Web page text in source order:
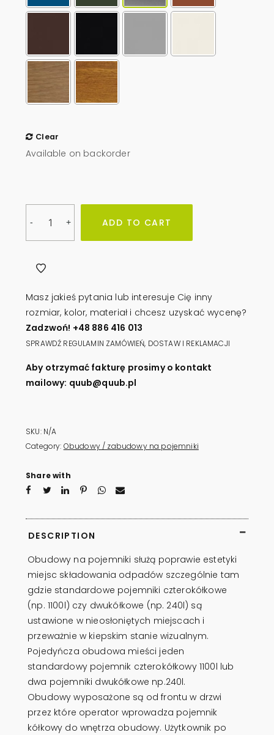
Clear
Available on backorder
-
na
pojemniki
QUUB
quantity
+ ADD TO CART
Masz jakieś pytania lub interesuje Cię inny
rozmiar, kolor, materiał i chcesz uzyskać wycenę?
Zadzwoń! +48 886 416 013
SPRAWDŹ REGULAMIN ZAMÓWIEŃ, DOSTAW I REKLAMACJI
Aby otrzymać fakturę prosimy o kontakt
mailowy: quub@quub.pl
SKU: N/A
Category: Obudowy / zabudowy na pojemniki
Share with
DESCRIPTION
Obudowy na pojemniki służą poprawie estetyki
miejsc składowania odpadów szczególnie tam
gdzie standardowe pojemniki czterokółkowe
(np. 1100l) czy dwukółkowe (np. 240l) są
ustawione w nieosłoniętych miejscach i
przeważnie w kiepskim stanie wizualnym.
Pojedyńcza obudowa mieści jeden
standardowy pojemnik czterokółkowy 1100l lub
dwa pojemniki dwukółkowe np.240l.
Obudowy wyposażone są od frontu w drzwi
przez które operator wprowadza pojemnik
kółkowy do wnętrza obudowy. Użytkownik po